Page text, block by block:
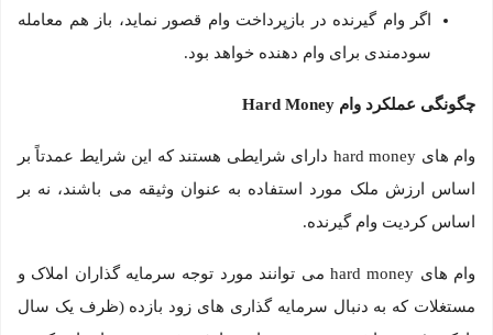
اگر وام گیرنده در بازپرداخت وام قصور نماید، باز هم معامله
سودمندی برای وام دهنده خواهد بود.
چگونگی عملکرد وام Hard Money
وام های hard money دارای شرایطی هستند که این شرایط عمدتاً بر
اساس ارزش ملک مورد استفاده به عنوان وثیقه می باشند، نه بر
اساس کردیت وام گیرنده.
وام های hard money می توانند مورد توجه سرمایه گذاران املاک و
مستغلات که به دنبال سرمایه گذاری های زود بازده (ظرف یک سال